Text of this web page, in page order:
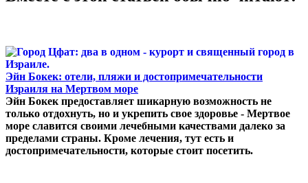
Эйн Бокек: отели, пляжи и достопримечательности
Израиля на Мертвом море
Эйн Бокек предоставляет шикарную возможность не
только отдохнуть, но и укрепить свое здоровье - Мертвое
море славится своими лечебными качествами далеко за
пределами страны. Кроме лечения, тут есть и
достопримечательности, которые стоит посетить.